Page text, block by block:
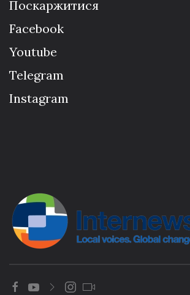
Поскаржитися
Facebook
Youtube
Telegram
Instagram